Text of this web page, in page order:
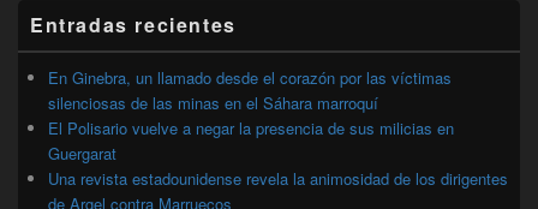
lateral
primaria
Entradas recientes
En Ginebra, un llamado desde el corazón por las víctimas
silenciosas de las minas en el Sáhara marroquí
El Polisario vuelve a negar la presencia de sus milicias en
Guergarat
Una revista estadounidense revela la animosidad de los dirigentes
de Argel contra Marruecos